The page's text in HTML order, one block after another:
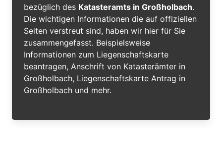
bezüglich des Katasteramts in Großholbach.
Die wichtigen Informationen die auf offiziellen
Seiten verstreut sind, haben wir hier für Sie
zusammengefasst. Beispielsweise
Informationen zum Liegenschaftskarte
beantragen, Anschrift von Katasterämter in
Großholbach, Liegenschaftskarte Antrag in
Großholbach und mehr.